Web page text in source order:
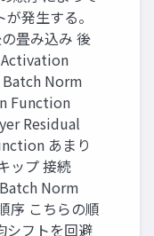
発生する。
畳み込み 後
Norm
Function
Residual
あまり
ップ 接続
Norm
序 こちらの順
シフトを回避